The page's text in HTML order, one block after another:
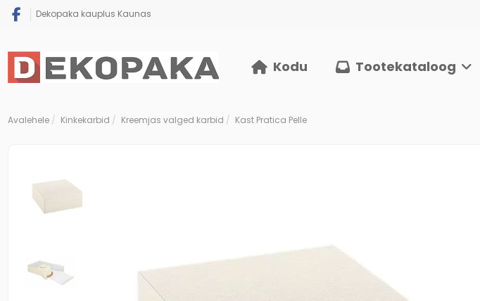
Dekopaka kauplus Kaunas
Kodu Tootekataloog
Avalehele Kinkekarbid Kreemjas valged karbid Kast Pratica Pelle